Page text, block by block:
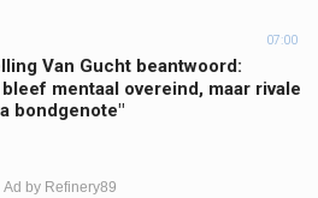
07:00
Van Gucht beantwoord:
mentaal overeind, maar rivale
bondgenote"
by Refinery89